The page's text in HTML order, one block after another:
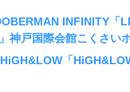
INFINITY「
神戸国際会館こくさい
「